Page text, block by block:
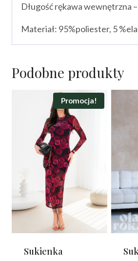
Długość rękawa wewnętrzna
Materiał: 95%poliester, 5
Podobne produkty
Promocja!
Sukienka